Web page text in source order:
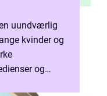
uundværlig
kvinder og
og